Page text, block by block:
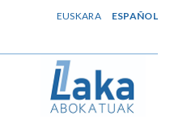
EUSKARA ESPAÑOL